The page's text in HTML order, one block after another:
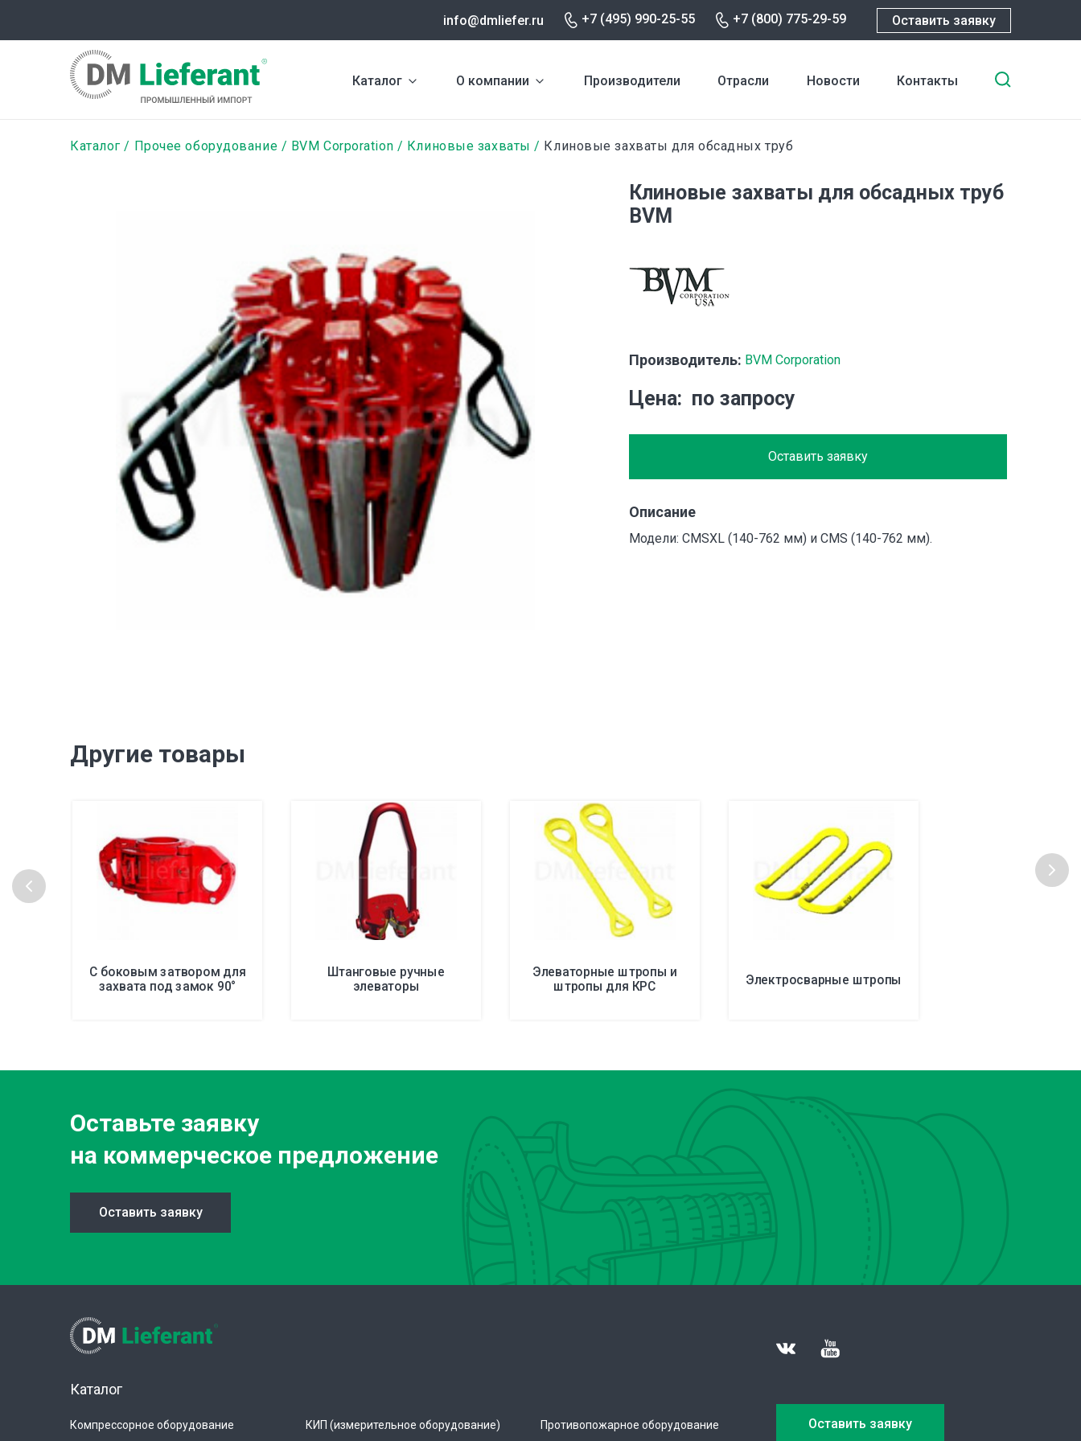
содержанию
info@dmliefer.ru +7 (495) 990-25-55 +7 (800) 775-29-59 Оставить заявку
Каталог О компании Производители Отрасли Новости Контакты
Строка
Каталог Прочее оборудование BVM Corporation Клиновые захваты Клиновые захваты для обсадных труб
Клиновые захваты для обсадных труб
BVM
Производитель: BVM Corporation
Цена по запросу
Оставить заявку
Описание
Модели: CMSXL (140-762 мм) и CMS (140-762 мм).
Другие товары
С боковым затвором для
захвата под замок 90°
Штанговые ручные
элеваторы
Элеваторные штропы и
штропы для КРС Электросварные штропы
Оставьте заявку
на коммерческое предложение
Оставить заявку
Каталог
Компрессорное оборудование
КИП (измерительное оборудование)
Противопожарное оборудование
Оставить заявку